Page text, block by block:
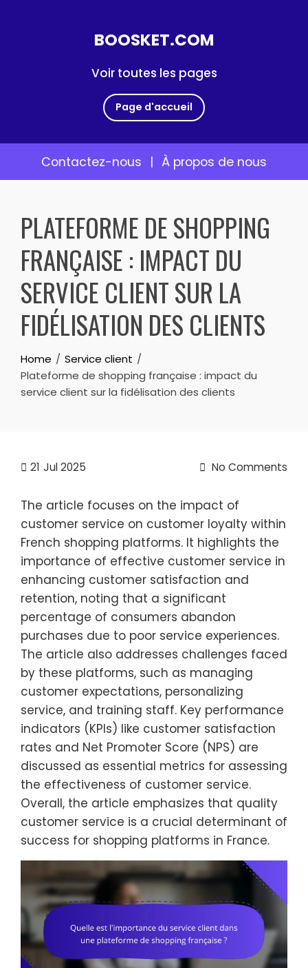
Voir toutes les pages
BOOSKET.COM
Page d'accueil
Contactez-nous | À propos de nous
contentPLATEFORME DE SHOPPING
FRANÇAISE : IMPACT DU
SERVICE CLIENT SUR LA
FIDÉLISATION DES CLIENTS
Home
Service client
Plateforme de shopping française : impact du
service client sur la fidélisation des clients
21 Jul 2025 No Comments
The article focuses on the impact of
customer service on customer loyalty within
French shopping platforms. It highlights the
importance of effective customer service in
enhancing customer satisfaction and
retention, noting that a significant
percentage of consumers abandon
purchases due to poor service experiences.
The article also addresses challenges faced
by these platforms, such as managing
customer expectations, personalizing
service, and training staff. Key performance
indicators (KPIs) like customer satisfaction
rates and Net Promoter Score (NPS) are
discussed as essential metrics for assessing
the effectiveness of customer service.
Overall, the article emphasizes that quality
customer service is a crucial determinant of
success for shopping platforms in France.